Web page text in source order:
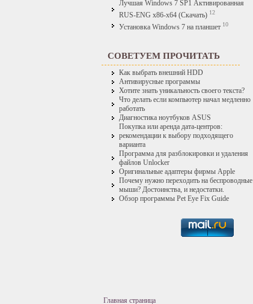
Лучшая Windows 7 SP1 Активированная
RUS-ENG x86-x64 (Скачать) 12
Установка Windows 7 на планшет 10
СОВЕТУЕМ ПРОЧИТАТЬ
Как выбрать внешний HDD
Антивирусные программы
Хотите знать уникальность своего текста?
Что делать если компьютер начал медленно
работать
Диагностика ноутбуков ASUS
Покупка или аренда дата-центров:
рекомендации к выбору подходящего
варианта
Программа для разблокировки и удаления
файлов Unlocker
Оригинальные адаптеры фирмы Apple
Почему нужно переходить на беспроводные
мыши? Достоинства, и недостатки.
Обзор программы Pet Eye Fix Guide
Главная страница